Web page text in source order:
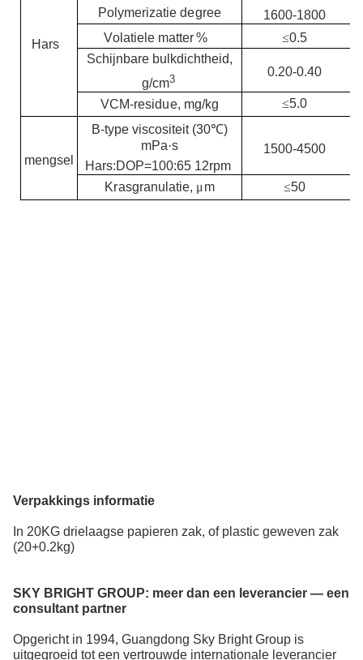
Hars
Polymerizatie degree
1600-1800
Volatiele matter % ≤0.5
Schijnbare bulkdichtheid,
g/cm3
0.20-0.40
VCM-residue, mg/kg ≤5.0
mengsel
B-type viscositeit (30℃)
mPa·s
Hars:DOP=100:65 12rpm
1500-4500
Krasgranulatie, μm ≤50
Verpakkings informatie
n 20KG drielaagse papieren zak, of plastic geweven zak
(20+0.2kg)
SKY BRIGHT GROUP: meer dan een leverancier — een
consultant partner
Opgericht in 1994, Guangdong Sky Bright Group is
uitgegroeid tot een vertrouwde internationale leverancier